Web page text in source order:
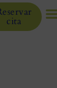
cita